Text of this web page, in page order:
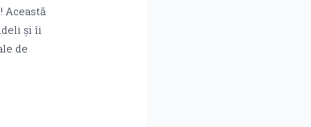
Această
și îi
de